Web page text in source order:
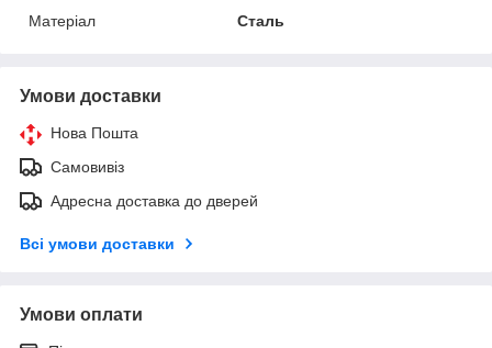
Матеріал
Сталь
Умови доставки
Нова Пошта
Самовивіз
Адресна доставка до дверей
Всі умови доставки
Умови оплати